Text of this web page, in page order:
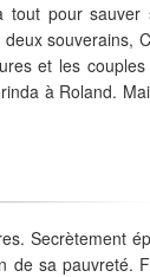
tout pour
souverains,
et les couples
à Roland.
Secrètement
de sa pauvreté.